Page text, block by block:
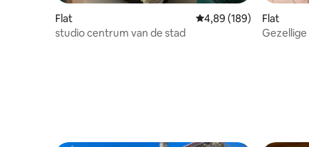
Flat Gemiddelde
4,89 (189)
studio centrum van de stad
Flat